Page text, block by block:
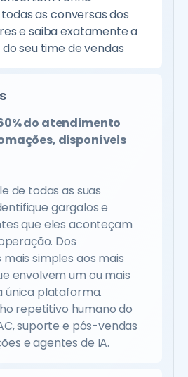
as conversas dos
e saiba exatamente a
seu time de vendas
do atendimento
disponíveis
de todas as suas
gargalos e
que eles aconteçam
Dos
simples aos mais
envolvem um ou mais
única plataforma.
repetitivo humano do
suporte e pós-vendas
e agentes de IA.